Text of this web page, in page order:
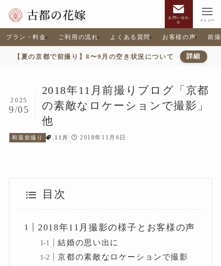
お問い合わ
せ
メニュー
プラン・料金 ご利用の流れ よくある質問 お客様の声 前
【夏の京都で前撮り】8〜9月の空き状況について 詳細
2018年11月前撮りブログ「京都
の素敵なロケーションで撮影」
他
2025
9/05
和装前撮り 11月 2018年11月6日
目次
2018年11月撮影の様子とお客様の声
結婚の思い出に
京都の素敵なロケーションで撮影